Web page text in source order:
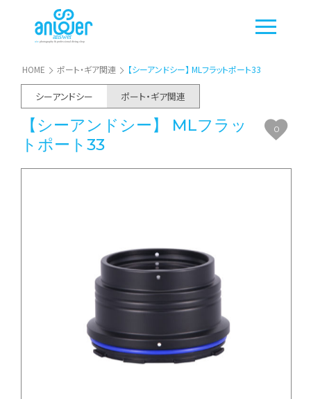
HOME ポート・ギア関連 【シーアンドシー】 MLフラットポート33
シーアンドシー ポート・ギア関連
【シーアンドシー】 MLフラッ
トポート33
0